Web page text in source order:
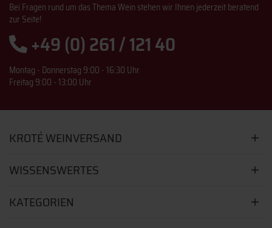
Bei Fragen rund um das Thema Wein stehen wir Ihnen jederzeit beratend
zur Seite!
+49 (0) 261 / 121 40
Montag - Donnerstag 9:00 - 16:30 Uhr
Freitag 9:00 - 13:00 Uhr
KROTÉ WEINVERSAND
WISSENSWERTES
KATEGORIEN